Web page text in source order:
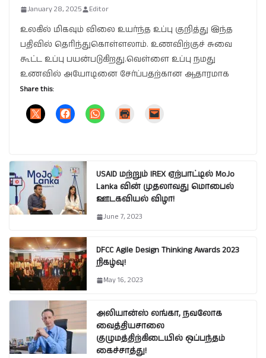
January 28, 2025 Editor
உலகில் மிகவும் விலை உயர்ந்த உப்பு குறித்து இந்த
பதிவில் தெரிந்துகொள்ளலாம். உணவிற்குச் சுவை
கூட்ட உப்பு பயன்படுகிறது.வெள்ளை உப்பு நமது
உணவில் அயோடினை சேர்ப்பதற்கான ஆதாரமாக
Share this:
USAID மற்றும் IREX ஏற்பாட்டில் MoJo
Lanka வின் முதலாவது மொபைல்
ஊடகவியல் விழா!
June 7, 2023
DFCC Agile Design Thinking Awards 2023
நிகழ்வு!
May 16, 2023
அலியான்ஸ் லங்கா, நவலோக
வைத்தியசாலை
குழுமத்திற்கிடையில் ஒப்பந்தம்
கைச்சாத்து!